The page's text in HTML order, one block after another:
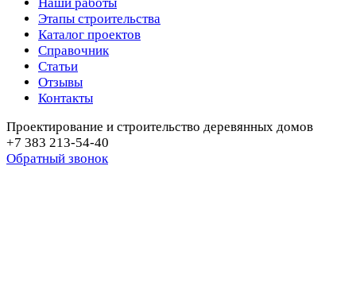
Наши работы
Этапы строительства
Каталог проектов
Справочник
Статьи
Отзывы
Контакты
Проектирование и строительство деревянных домов
+7 383 213-54-40
Обратный звонок